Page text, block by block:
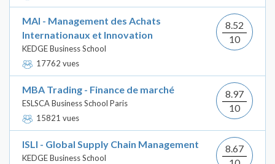
MAI - Management des Achats
Internationaux et Innovation
KEDGE Business School
17762 vues
8.52
10
MBA Trading - Finance de marché
ESLSCA Business School Paris
15821 vues
8.97
10
ISLI - Global Supply Chain Management
KEDGE Business School
8.67